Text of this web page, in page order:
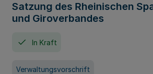
Satzung des Rheinischen
und Giroverbandes
In Kraft
Verwaltungsvorschrift